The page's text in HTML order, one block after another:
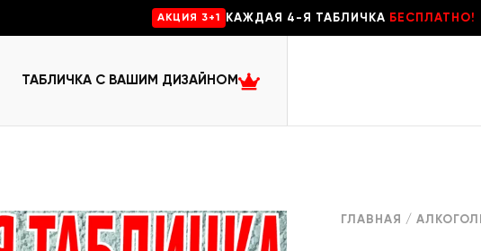
AKЦИЯ 3+1 КАЖДАЯ 4-Я ТАБЛИЧКА БЕСПЛАТНО!
ТАБЛИЧКА С ВАШИМ ДИЗАЙНОМ
ГЛАВНАЯ /